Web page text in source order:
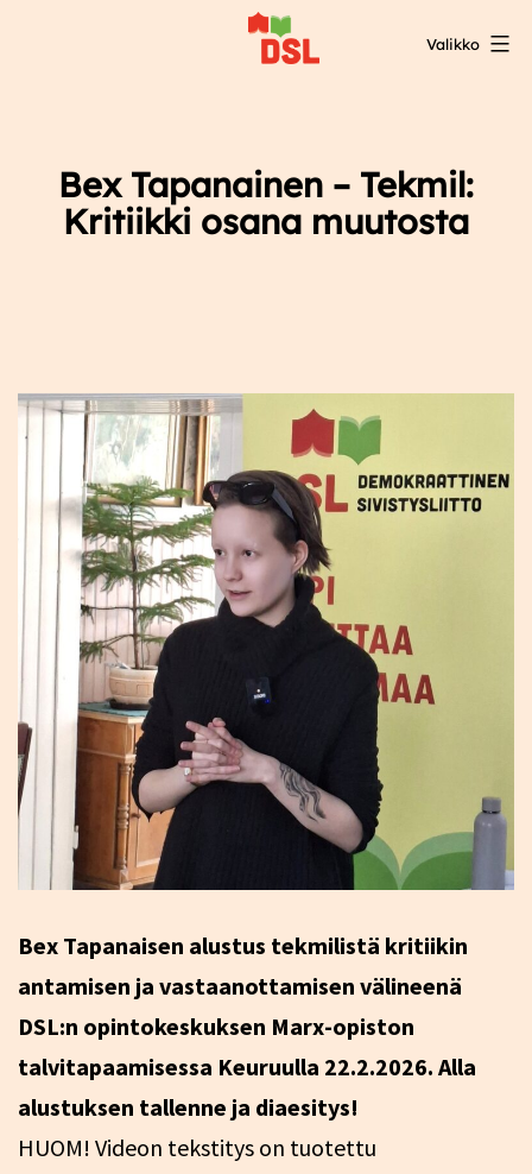
Valikko
Bex Tapanainen – Tekmil:
Kritiikki osana muutosta
Bex Tapanaisen alustus tekmilistä kritiikin
antamisen ja vastaanottamisen välineenä
DSL:n opintokeskuksen Marx-opiston
talvitapaamisessa Keuruulla 22.2.2026. Alla
alustuksen tallenne ja diaesitys!
HUOM! Videon tekstitys on tuotettu